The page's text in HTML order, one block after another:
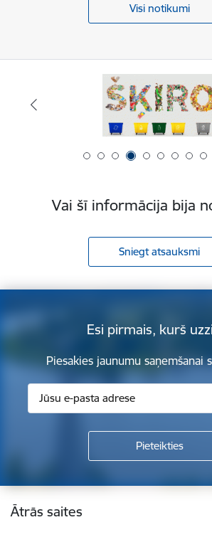
Visi notikumi
Vai šī informācija bija
Sniegt atsauksmi
Esi pirmais, kurš
Piesakies jaunumu saņemšanai
Kājene
Ātrās saites